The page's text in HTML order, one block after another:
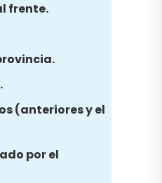
frente.
(anteriores y el
por el